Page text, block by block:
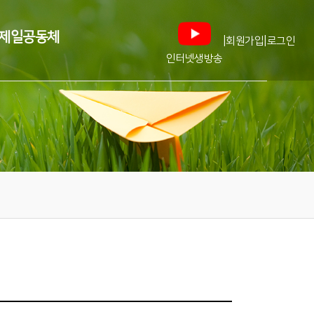
일공동체
인터넷생방송
|회원가입 로그인